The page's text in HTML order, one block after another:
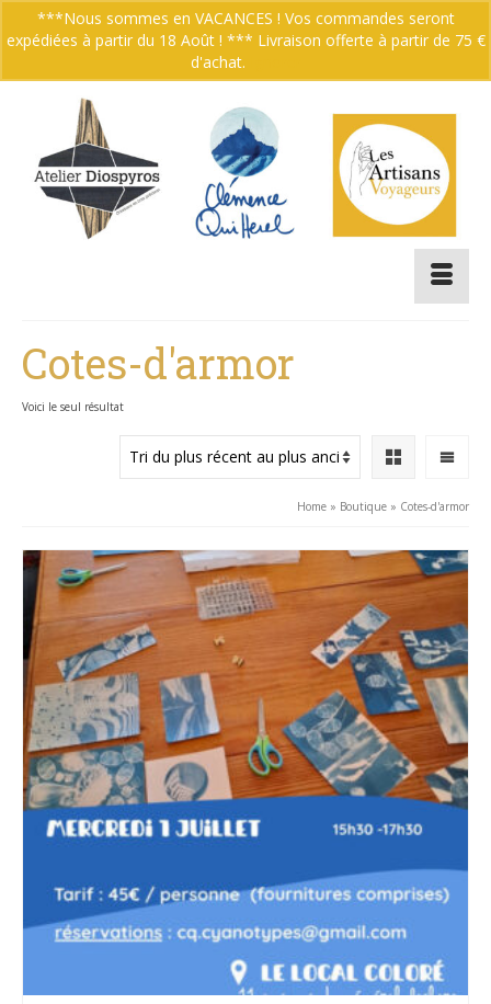
Votre panier 0.00€
Cotes-d'armor
Voici le seul résultat
Home » Boutique » Cotes-d'armor
***Nous sommes en VACANCES ! Vos commandes seront
expédiées à partir du 18 Août ! *** Livraison offerte à partir de 75 €
d'achat.